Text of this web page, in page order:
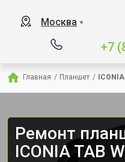
Москва ▼
+7
Главная / Планшет /
Ремонт
ICONIA TAB